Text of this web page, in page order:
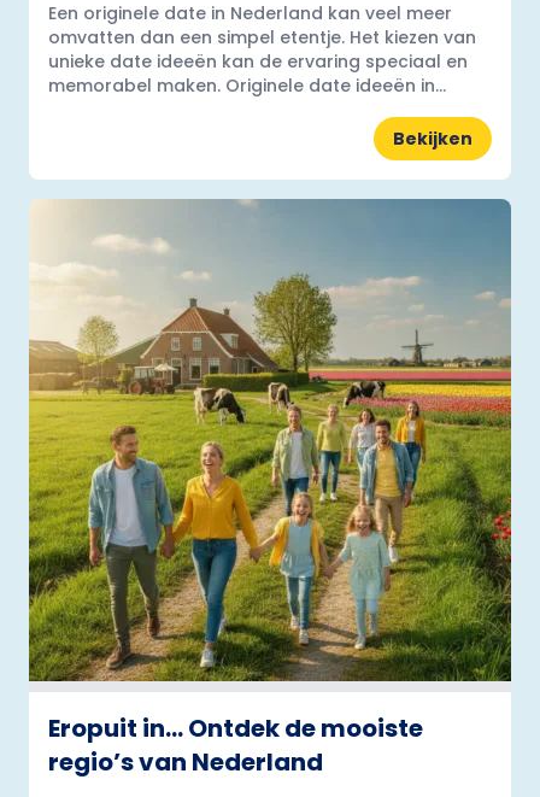
Een originele date in Nederland kan veel meer
omvatten dan een simpel etentje. Het kiezen van
unieke date ideeën kan de ervaring speciaal en
memorabel maken. Originele date ideeën in...
Bekijken
Eropuit in… Ontdek de mooiste
regio’s van Nederland